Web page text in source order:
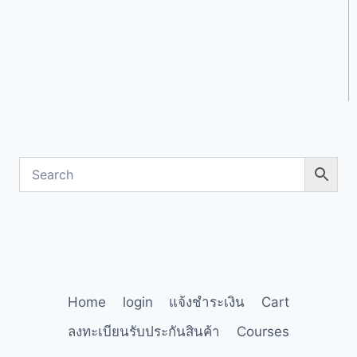
Home login แจ้งชำระเงิน
Cart
ลงทะเบียนรับประกันสินค้า
Courses